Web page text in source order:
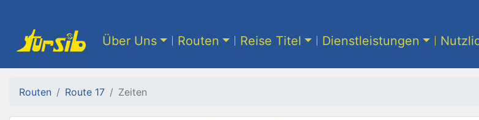
Über Uns Routen Reise Titel Dienstleistungen
Routen Route 17 Zeiten